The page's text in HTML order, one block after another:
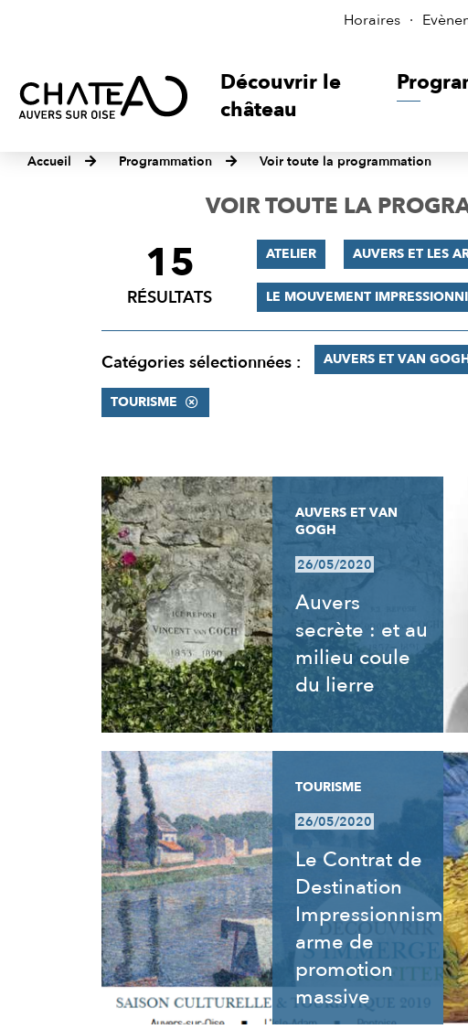
Horaires
Découvrir le
château
Accueil Programmation Voir toute la programmation
VOIR TOUTE LA
FILTRER
RÉSULTATS
15
RÉSULTATS
ATELIER AUVERS ET LES
LE MOUVEMENT
Catégories sélectionnées : AUVERS ET VAN
TOURISME
RÉSULTATS
AUVERS ET VAN
GOGH
26/05/2020
Auvers
secrète : et au
milieu coule
du lierre
TOURISME
26/05/2020
Le Contrat de
Destination
Impressionnisme,
arme de
promotion
massive